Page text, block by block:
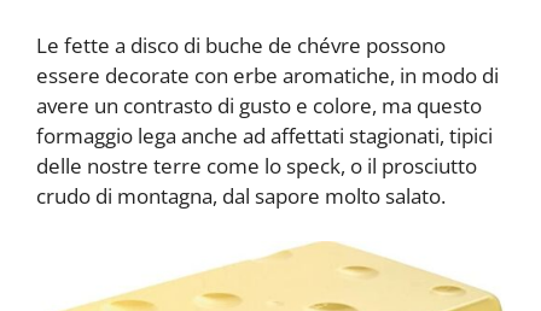
Le fette a disco di buche de chévre possono
essere decorate con erbe aromatiche, in modo di
avere un contrasto di gusto e colore, ma questo
formaggio lega anche ad affettati stagionati, tipici
delle nostre terre come lo speck, o il prosciutto
crudo di montagna, dal sapore molto salato.